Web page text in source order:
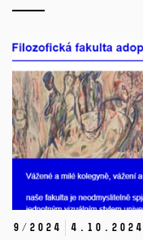
9/2024 4. 10. 2024